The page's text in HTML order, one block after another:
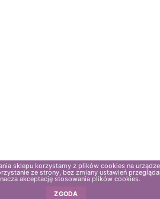
sklepu korzystamy z plików cookies na
ze strony, bez zmiany ustawień
akceptację stosowania plików cookies.
ZGODA